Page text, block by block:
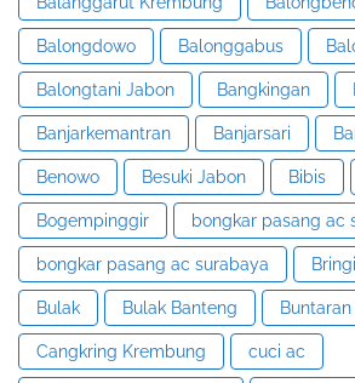
Balongdowo Balonggabus
Balongtani Jabon Bangkingan
Banjarkemantran Banjarsari
Benowo Besuki Jabon Bibis
Bogempinggir bongkar pasang ac
bongkar pasang ac surabaya
Bulak Bulak Banteng Buntaran
Cangkring Krembung cuci ac